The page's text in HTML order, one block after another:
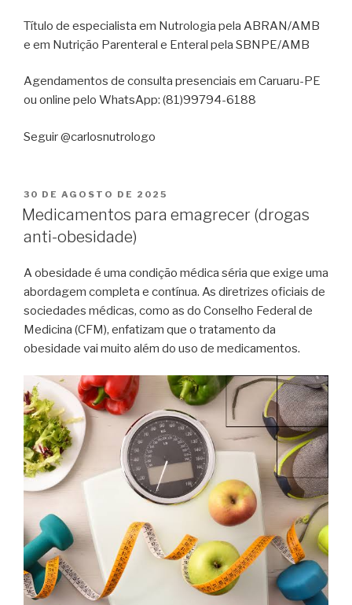
Título de especialista em Nutrologia pela ABRAN/AMB
e em Nutrição Parenteral e Enteral pela SBNPE/AMB
Agendamentos de consulta presenciais em Caruaru-PE
ou online pelo WhatsApp: (81)99794-6188
Seguir @carlosnutrologo
30 DE AGOSTO DE 2025
Medicamentos para emagrecer (drogas
anti-obesidade)
A obesidade é uma condição médica séria que exige uma
abordagem completa e contínua. As diretrizes oficiais de
sociedades médicas, como as do Conselho Federal de
Medicina (CFM), enfatizam que o tratamento da
obesidade vai muito além do uso de medicamentos.